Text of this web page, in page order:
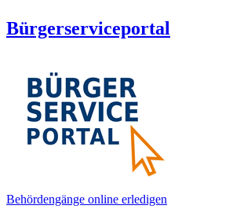
Bürgerserviceportal
Behördengänge online erledigen